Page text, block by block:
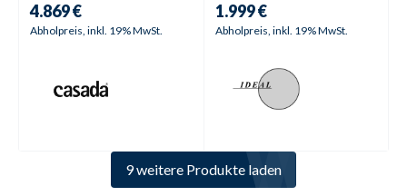
4.869 €
Abholpreis, inkl. 19% MwSt.
1.999 €
Abholpreis, inkl. 19% MwSt.
9 weitere Produkte laden